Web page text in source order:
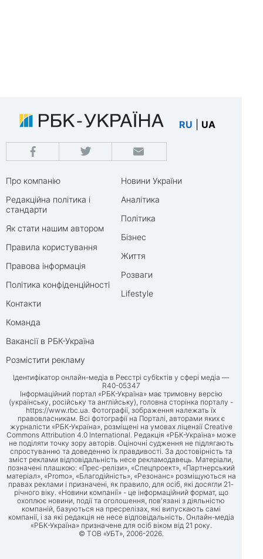
RU UA
Про компанію
Редакційна політика і
стандарти
Як стати нашим автором
Правила користування
Правова інформація
Політика конфіденційності
Контакти
Команда
Вакансії в РБК-Україна
Розмістити рекламу
Новини України
Аналітика
Політика
Бізнес
Життя
Розваги
Lifestyle
Ідентифікатор онлайн-медіа в Реєстрі суб’єктів у сфері медіа —
R40-05347
Інформаційний портал «РБК-Україна» має тримовну версію
(українську, російську та англійську), головна сторінка порталу -
https://www.rbc.ua . Фотографії, зображення належать їх
правовласникам. Всі фотографії на Порталі, авторами яких є
журналісти «РБК-Україна», розміщені на умовах ліцензії Creative
Commons Attribution 4.0 International. Редакція «РБК-Україна» може
не поділяти точку зору авторів. Оціночні судження не підлягають
спростуванню та доведенню їх правдивості. За достовірність та
зміст реклами відповідальність несе рекламодавець. Матеріали,
позначені плашкою: «Прес-релізи», «Спецпроект», «Партнерський
матеріал», «Promo», «Благодійність», «Резонанс» розміщуються на
правах реклами і призначені, як правило, для осіб, які досягли 21-
річного віку. «Новини компанії» - це інформаційний формат, що
охоплює новини, події та оголошення, пов'язані з діяльністю
компаній, базуються на пресрелізах, які випускають самі
компанії, і за які редакція не несе відповідальність. Онлайн-медіа
«РБК-Україна» призначене для осіб віком від 21 року.
© ТОВ «УБТ», 2006-2026.